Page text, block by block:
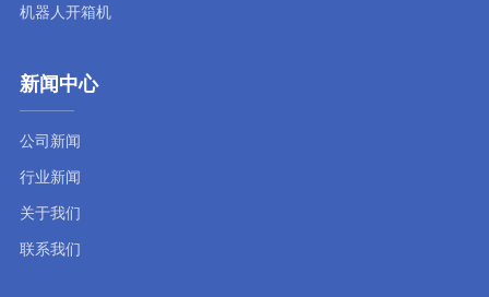
机器人开箱机
新闻中心
公司新闻
行业新闻
关于我们
联系我们